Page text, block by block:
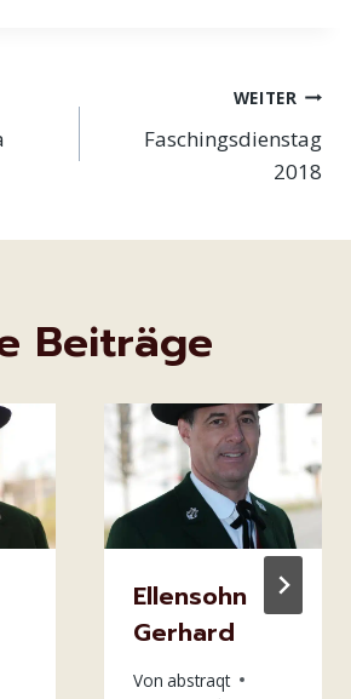
WEITER
Faschingsdienstag
2018
Beiträge
Ellensohn
Gerhard
Von abstraqt